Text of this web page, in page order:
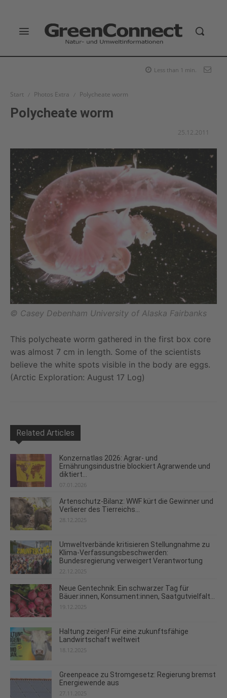
Less than 1 min.
Start Photos Extra Polycheate worm
Polycheate worm
25.12.2011
© Casey Debenham University of Alaska Fairbanks
This polycheate worm gathered in the first box core
was almost 7 cm in length. Some of the scientists
believe the white spots visible in the body are eggs.
(Arctic Exploration: August 17 Log)
Related Articles
Konzernatlas 2026: Agrar- und
Ernährungsindustrie blockiert Agrarwende und
diktiert...
07.01.2026
Artenschutz-Bilanz: WWF kürt die Gewinner und
Verlierer des Tierreichs...
28.12.2025
Umweltverbände kritisieren Stellungnahme zu
Klima-Verfassungsbeschwerden:
Bundesregierung verweigert Verantwortung
22.12.2025
Neue Gentechnik: Ein schwarzer Tag für
Bäuer:innen, Konsument:innen, Saatgutvielfalt...
19.12.2025
Haltung zeigen! Für eine zukunftsfähige
Landwirtschaft weltweit
18.12.2025
Greenpeace zu Stromgesetz: Regierung bremst
Energiewende aus
27.11.2025